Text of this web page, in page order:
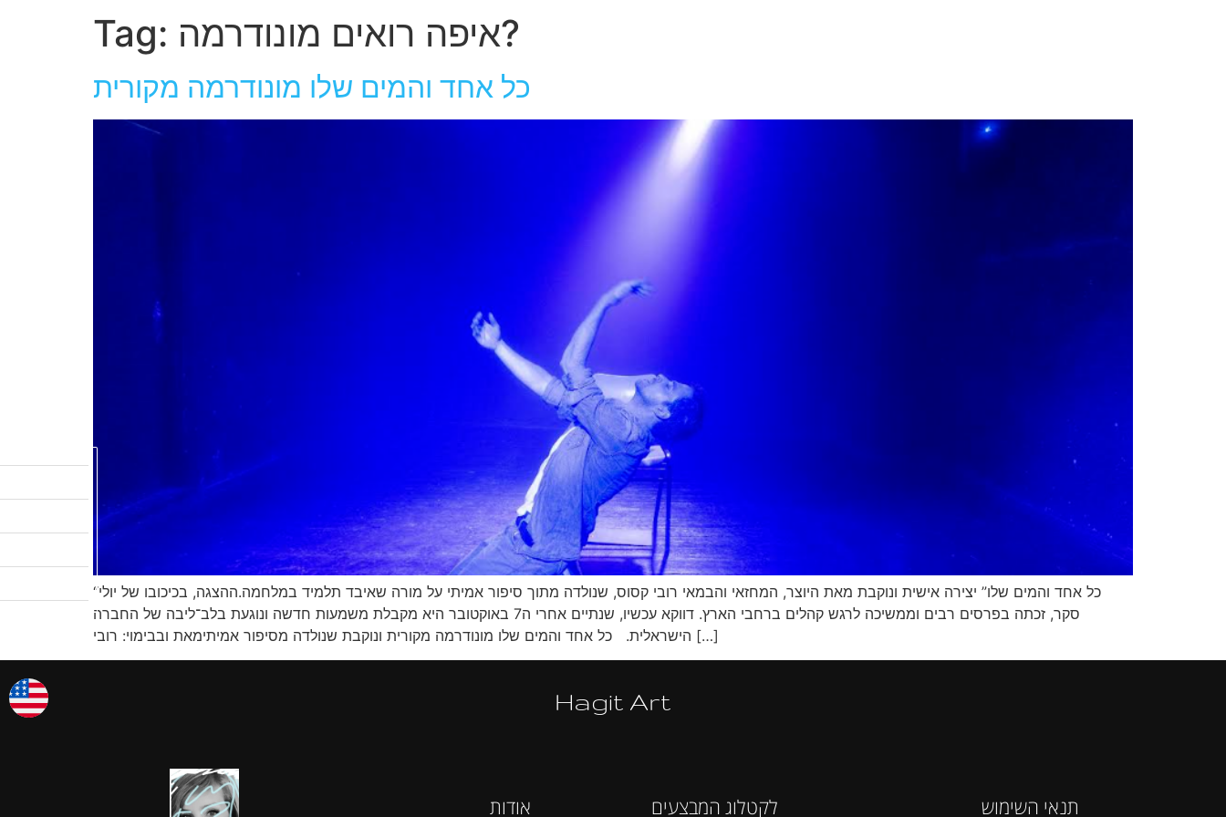
לקטלוג המבצעים
שיעורי ציור
לגלריות שלי
אודות
צרו קשר
Tag: איפה רואים מונודרמה?
כל אחד והמים שלו מונודרמה מקורית
“כל אחד והמים שלו” יצירה אישית ונוקבת מאת היוצר, המחזאי והבמאי רובי קסוס, שנולדה מתוך סיפור אמיתי על מורה שאיבד תלמיד במלחמה.ההצגה, בכיכובו של יולי
סקר, זכתה בפרסים רבים וממשיכה לרגש קהלים ברחבי הארץ. דווקא עכשיו, שנתיים אחרי ה7 באוקטובר היא מקבלת משמעות חדשה ונוגעת בלב־ליבה של החברה
הישראלית. כל אחד והמים שלו מונודרמה מקורית ונוקבת שנולדה מסיפור אמיתימאת ובבימוי: רובי […]
Hagit Art
אודות לקטלוג המבצעים תנאי השימוש